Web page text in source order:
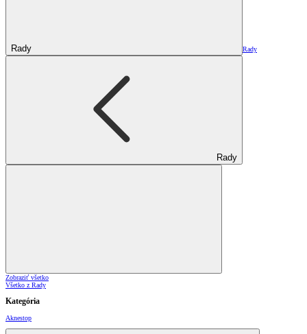
Rady Rady
Rady
Zobraziť všetko
Všetko z Rady
Kategória
Aknestop